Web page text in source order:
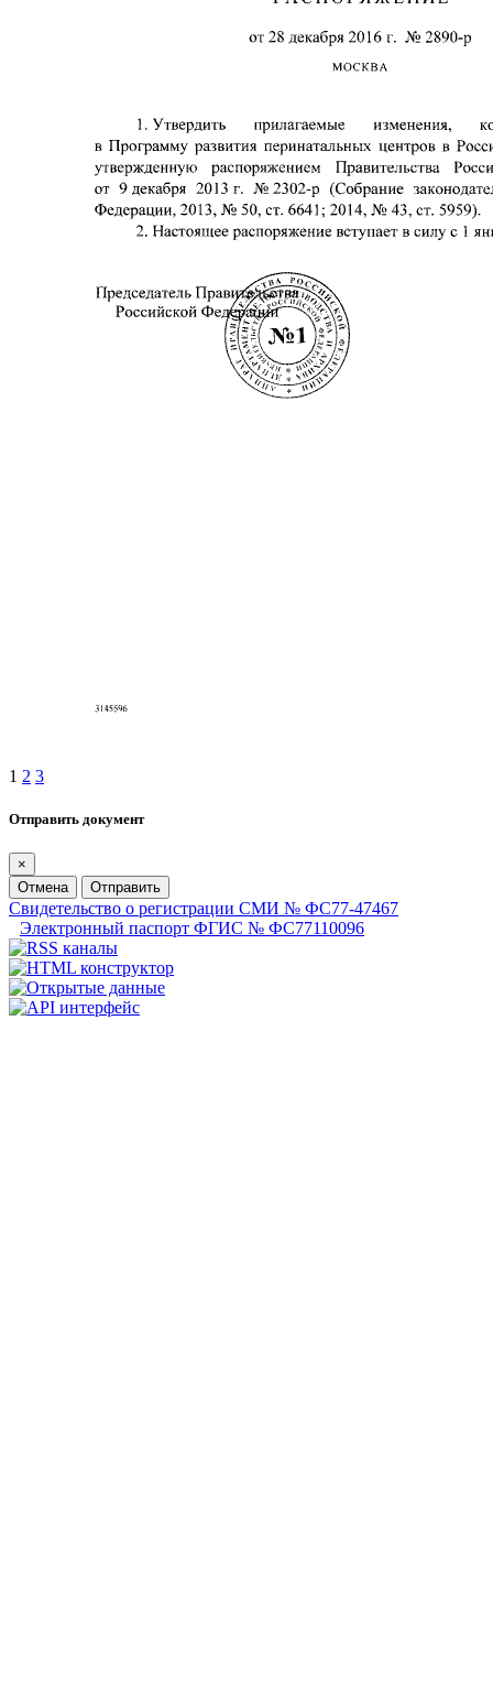
1 2 3
Отправить документ
×
Отмена
Отправить
Свидетельство о регистрации СМИ № ФС77-47467
Электронный паспорт ФГИС № ФС77110096